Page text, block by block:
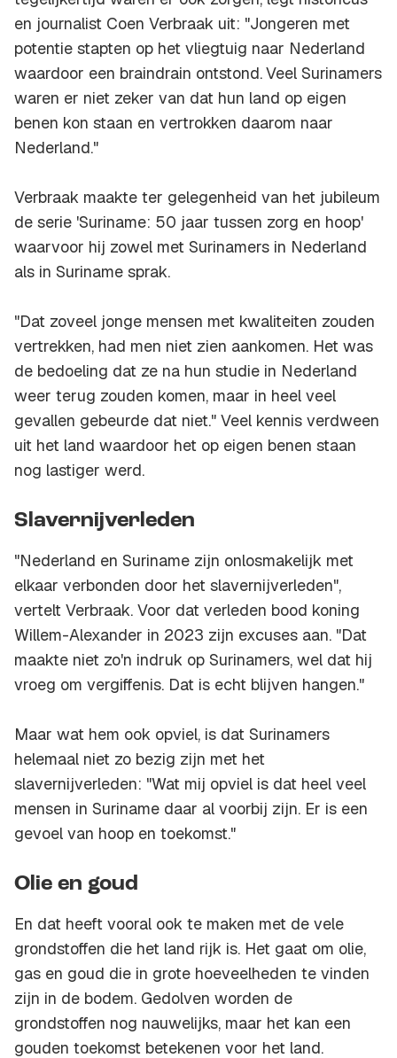
en journalist Coen Verbraak uit: "Jongeren met
potentie stapten op het vliegtuig naar Nederland
waardoor een braindrain ontstond.Veel Surinamers
waren er niet zeker van dat hun land op eigen
benen kon staan en vertrokken daarom naar
Nederland."
Verbraak maakte ter gelegenheid van het jubileum
de serie 'Suriname: 50 jaar tussen zorg en hoop'
waarvoor hij zowel met Surinamers in Nederland
als in Suriname sprak.
"Dat zoveel jonge mensen met kwaliteiten zouden
vertrekken, had men niet zien aankomen. Het was
de bedoeling dat ze na hun studie in Nederland
weer terug zouden komen, maar in heel veel
gevallen gebeurde dat niet." Veel kennis verdween
uit het land waardoor het op eigen benen staan
nog lastiger werd.
Slavernijverleden
"Nederland en Suriname zijn onlosmakelijk met
elkaar verbonden door het slavernijverleden",
vertelt Verbraak. Voor dat verleden bood koning
Willem-Alexander in 2023 zijn excuses aan. "Dat
maakte niet zo'n indruk op Surinamers, wel dat hij
vroeg om vergiffenis. Dat is echt blijven hangen."
Maar wat hem ook opviel, is dat Surinamers
helemaal niet zo bezig zijn met het
slavernijverleden: "Wat mij opviel is dat heel veel
mensen in Suriname daar al voorbij zijn. Er is een
gevoel van hoop en toekomst."
Olie en goud
En dat heeft vooral ook te maken met de vele
grondstoffen die het land rijk is. Het gaat om olie,
gas en goud die in grote hoeveelheden te vinden
zijn in de bodem. Gedolven worden de
grondstoffen nog nauwelijks, maar het kan een
gouden toekomst betekenen voor het land.